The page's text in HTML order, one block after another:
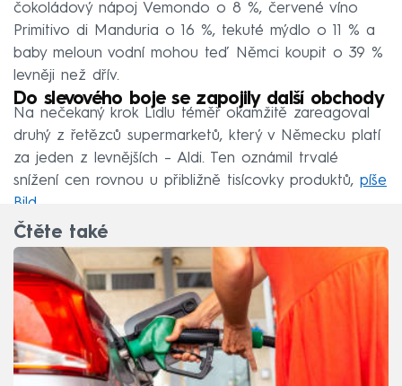
čokoládový nápoj Vemondo o 8 %, červené víno
Primitivo di Manduria o 16 %, tekuté mýdlo o 11 % a
baby meloun vodní mohou teď Němci koupit o 39 %
levněji než dřív.
Do slevového boje se zapojily další obchody
Na nečekaný krok Lidlu téměř okamžitě zareagoval
druhý z řetězců supermarketů, který v Německu platí
za jeden z levnějších – Aldi. Ten oznámil trvalé
snížení cen rovnou u přibližně tisícovky produktů, píše
Bild
Čtěte také